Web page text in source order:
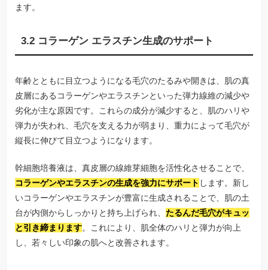
ます。
3.2 コラーゲン エラスチン生成のサポート
年齢とともに目立つようになる毛穴のたるみや開きは、肌の真
皮層にあるコラーゲンやエラスチンといった弾力線維の減少や
劣化が主な原因です。これらの成分が減少すると、肌のハリや
弾力が失われ、毛穴を支える力が弱まり、重力によって毛穴が
縦長に伸びて目立つようになります。
幹細胞培養液は、真皮層の線維芽細胞を活性化させることで、
コラーゲンやエラスチンの生成を強力にサポート します。新し
いコラーゲンやエラスチンが豊富に生成されることで、肌の土
台が内側からしっかりと持ち上げられ、たるんだ毛穴がキュッ
と引き締まります。これにより、肌全体のハリと弾力が向上
し、若々しい印象の肌へと改善されます。